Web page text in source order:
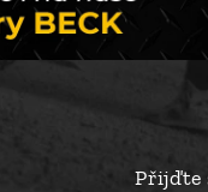
Přijďte